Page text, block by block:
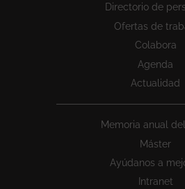
Directorio de
Ofertas de
Colabora
Agenda
Actualidad
Memoria anual
Máster
Ayúdanos a
Intranet